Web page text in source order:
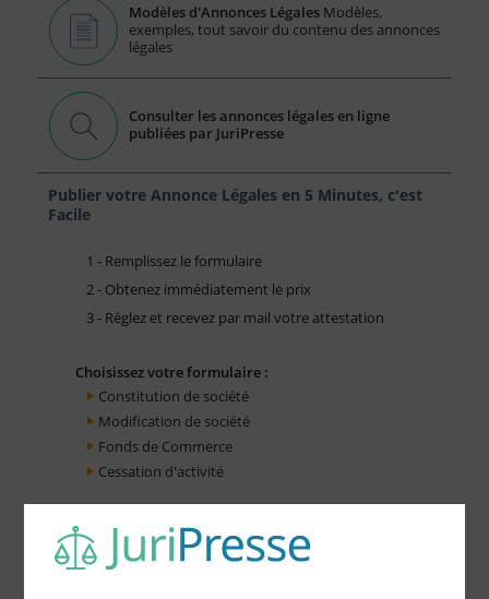
Modèles d'Annonces Légales Modèles,
exemples, tout savoir du contenu des annonces
légales
Consulter les annonces légales en ligne
publiées par JuriPresse
Publier votre Annonce Légales en 5 Minutes, c'est
Facile
1 - Remplissez le formulaire
2 - Obtenez immédiatement le prix
3 - Réglez et recevez par mail votre attestation
Choisissez votre formulaire :
Constitution de société
Modification de société
Fonds de Commerce
Cessation d'activité